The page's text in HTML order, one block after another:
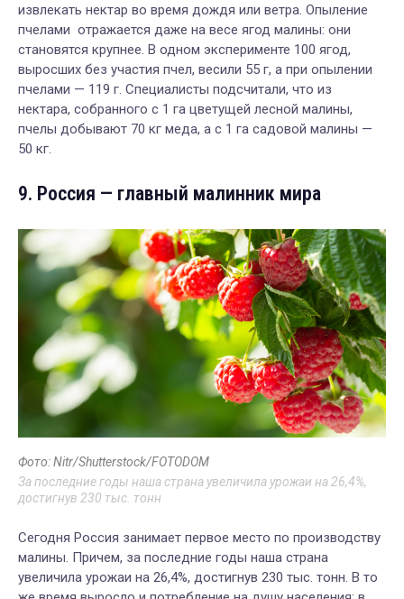
извлекать нектар во время дождя или ветра. Опыление
пчелами отражается даже на весе ягод малины: они
становятся крупнее. В одном эксперименте 100 ягод,
выросших без участия пчел, весили 55 г, а при опылении
пчелами — 119 г. Специалисты подсчитали, что из
нектара, собранного с 1 га цветущей лесной малины,
пчелы добывают 70 кг меда, а с 1 га садовой малины —
50 кг.
9. Россия — главный малинник мира
Фото: Nitr/Shutterstock/FOTODOM
За последние годы наша страна увеличила урожаи на 26,4%,
достигнув 230 тыс. тонн
Сегодня Россия занимает первое место по производству
малины. Причем, за последние годы наша страна
увеличила урожаи на 26,4%, достигнув 230 тыс. тонн. В то